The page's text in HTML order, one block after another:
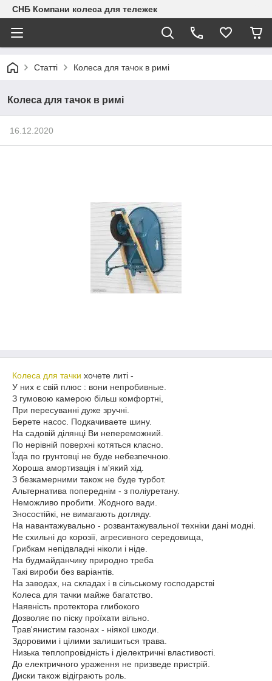
СНБ Компани колеса для тележек
Статті Колеса для тачок в римі
Колеса для тачок в римі
16.12.2020
Колеса для тачки хочете литі -
У них є свій плюс : вони непробивные.
З гумовою камерою більш комфортні,
При пересуванні дуже зручні.
Берете насос. Подкачиваете шину.
На садовій ділянці Ви непереможний.
По нерівній поверхні котяться класно.
Їзда по грунтовці не буде небезпечною.
Хороша амортизація і м'який хід.
З безкамерними також не буде турбот.
Альтернатива попереднім - з поліуретану.
Неможливо пробити. Жодного вади.
Зносостійкі, не вимагають догляду.
На навантажувально - розвантажувальної техніки дані модні.
Не схильні до корозії, агресивного середовища,
Грибкам непідвладні ніколи і ніде.
На будмайданчику природно треба
Такі вироби без варіантів.
На заводах, на складах і в сільському господарстві
Колеса для тачки майже багатство.
Наявність протектора глибокого
Дозволяє по піску проїхати вільно.
Трав'янистим газонах - ніякої шкоди.
Здоровими і цілими залишиться трава.
Низька теплопровідність і діелектричні властивості.
До електричного ураження не призведе пристрій.
Диски також відіграють роль.